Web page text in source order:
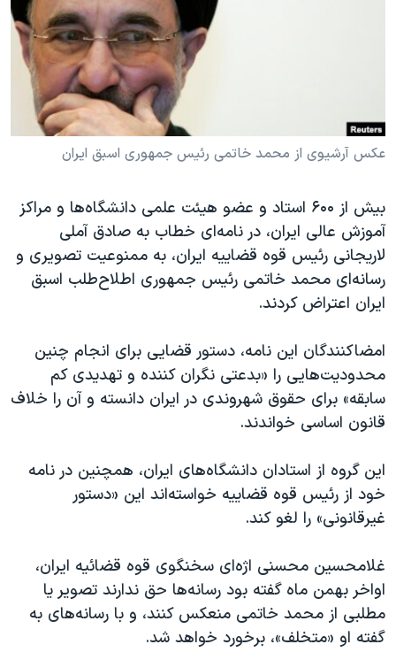
اسرائیل در جنگ
آرشیو پخش زنده
انتخابات ریاست جمهوری آمریکا ۲۰۲۴
ورزش زنان در ایران
مجموعه مستندهای دادخواهی
تریبونال مردمی آبان ۹۸
دادگاه حمید نوری
چهل سال گروگان‌گیری
اعتراضات مردمی آبان ۹۸
اسرائیل در جنگ
نرگس محمدی برنده جایزه نوبل صلح
همایش محافظه‌کاران آمریکا «سی‌پک»
صفحه‌های ویژه
سفر پرزیدنت ترامپ به چین
زبانهای مختلف
عکس آرشیوی از محمد خاتمی رئیس جمهوری اسبق ایران
بیش از ۶۰۰ استاد و عضو هیئت علمی دانشگاه‌ها و مراکز
آموزش عالی ایران، در نامه‌ای خطاب به صادق آملی
لاریجانی رئیس قوه قضاییه ایران، به ممنوعیت تصویری و
رسانه‌ای محمد خاتمی رئیس جمهوری اطلاح‌طلب اسبق
ایران اعتراض کردند.
امضاکنندگان این نامه، دستور قضایی برای انجام چنین
محدودیت‌هایی را «بدعتی نگران کننده و تهدیدی کم
سابقه» برای حقوق شهروندی در ایران دانسته و آن را خلاف
قانون اساسی خواندند.
این گروه از استادان دانشگاه‌های ایران، همچنین در نامه
خود از رئیس قوه قضاییه خواسته‌اند این «دستور
غیرقانونی» را لغو کند.
غلامحسین محسنی اژه‌ای سخنگوی قوه قضائیه ایران،
اواخر بهمن ماه گفته بود رسانه‌ها حق ندارند تصویر یا
مطلبی از محمد خاتمی منعکس کنند، و با رسانه‌های به
گفته او «متخلف»، برخورد خواهد شد.